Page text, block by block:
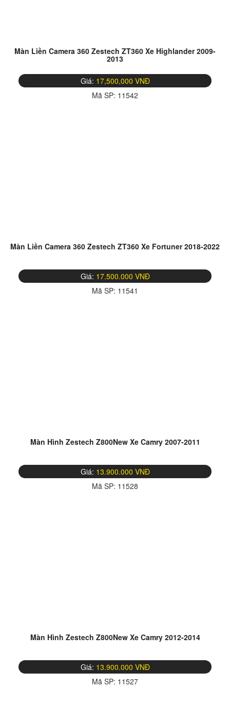
Màn Liền Camera 360 Zestech ZT360 Xe Highlander 2009-
2013
Giá: 17,500,000 VNĐ
Mã SP: 11542
Màn Liền Camera 360 Zestech ZT360 Xe Fortuner 2018-2022
Giá: 17.500.000 VNĐ
Mã SP: 11541
Màn Hình Zestech Z800New Xe Camry 2007-2011
Giá: 13.900.000 VNĐ
Mã SP: 11528
Màn Hình Zestech Z800New Xe Camry 2012-2014
Giá: 13.900.000 VNĐ
Mã SP: 11527